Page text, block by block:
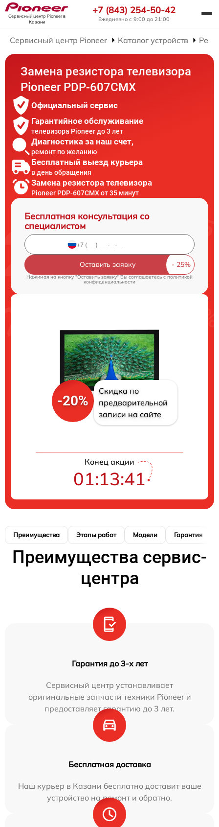
Сервисный центр Pioneerв
Казани
+7 (843) 254-50-42
Ежедневно с 9:00 до 21:00
Сервисный центр Pioneer Каталог устройств
Замена резистора телевизора
Pioneer PDP-607CMX
Официальный сервис
Гарантийное обслуживание
телевизора Pioneer до 3 лет
Диагностика за наш счет,
ремонт по желанию
Бесплатный выезд курьера
в день обращения
Замена резистора телевизора
Pioneer PDP-607CMX от 35 минут
Бесплатная консультация со
специалистом
Оставить заявку
Нажимая на кнопку "Оставить заявку" Вы соглашаетесь c политикой
конфиденциальности
-20%
Скидка по
предварительной
записи на сайте
Конец акции
01:13:40
Преимущества Этапы работ Модели Гарантия
Преимущества сервис-
центра
Гарантия до 3-х лет
Сервисный центр устанавливает
оригинальные запчасти техники Pioneer и
предоставляет гарантию до 3 лет.
Бесплатная доставка
Наш курьер в Казани бесплатно доставит ваше
устройство на ремонт и обратно.